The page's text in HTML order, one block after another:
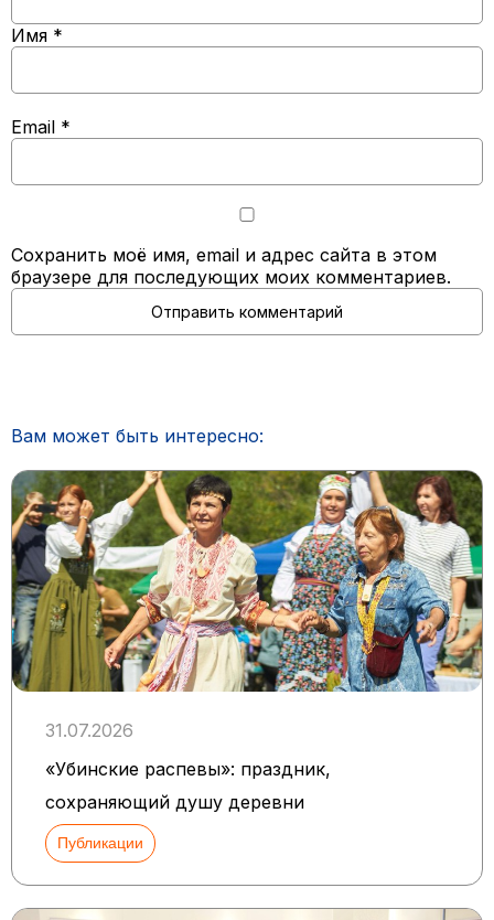
Имя *
Email *
Сохранить моё имя, email и адрес сайта в этом
браузере для последующих моих комментариев.
Вам может быть интересно:
31.07.2026
«Убинские распевы»: праздник,
сохраняющий душу деревни
Публикации